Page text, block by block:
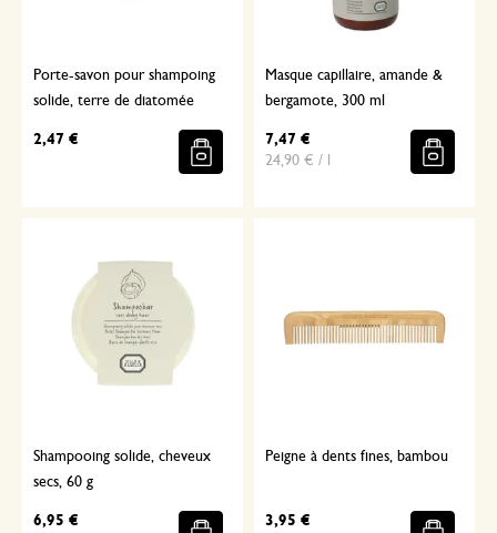
Porte-savon pour shampoing
solide, terre de diatomée
2,47 €
Masque capillaire, amande &
bergamote, 300 ml
7,47 €
24,90 € / l
Shampooing solide, cheveux
secs, 60 g
6,95 €
Peigne à dents fines, bambou
3,95 €